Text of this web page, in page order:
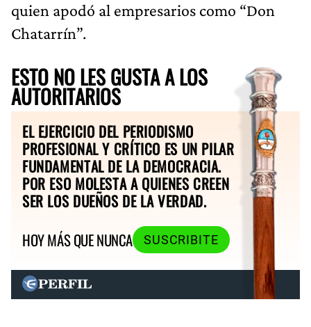
quien apodó al empresarios como “Don
Chatarrín”.
ESTO NO LES GUSTA A LOS
AUTORITARIOS
EL EJERCICIO DEL PERIODISMO
PROFESIONAL Y CRÍTICO ES UN PILAR
FUNDAMENTAL DE LA DEMOCRACIA.
POR ESO MOLESTA A QUIENES CREEN
SER LOS DUEÑOS DE LA VERDAD.
HOY MÁS QUE NUNCA
SUSCRIBITE